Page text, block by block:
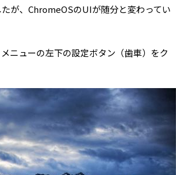
が、ChromeOSのUIが随分と変わってい
ニューの左下の設定ボタン（歯車）をク